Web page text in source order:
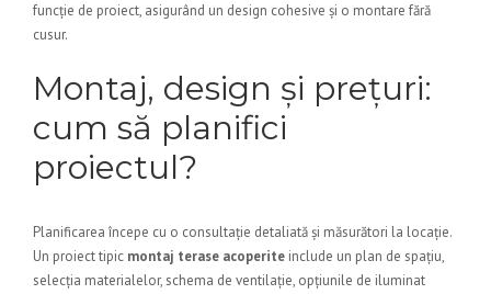
funcție de proiect, asigurând un design cohesive și o montare fără
cusur.
Montaj, design și prețuri:
cum să planifici
proiectul?
Planificarea începe cu o consultație detaliată și măsurători la locație.
Un proiect tipic montaj terase acoperite include un plan de spațiu,
selecția materialelor, schema de ventilație, opțiunile de iluminat